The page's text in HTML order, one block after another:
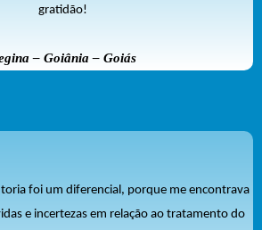
gratidão!
– Goiânia – Goiás
foi um diferencial, porque me encontrava
e incertezas em relação ao tratamento do